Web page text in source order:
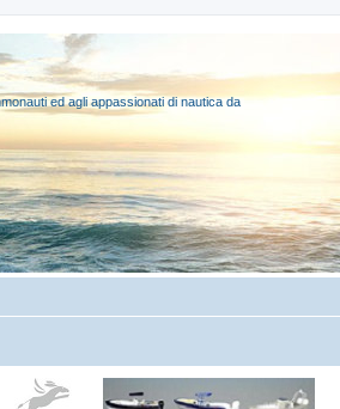
ed agli appassionati di nautica da